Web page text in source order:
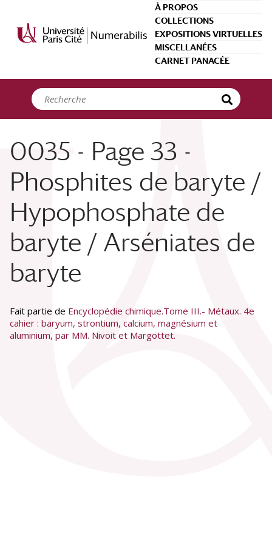
À PROPOS
COLLECTIONS
EXPOSITIONS VIRTUELLES
MISCELLANÉES
CARNET PANACÉE
0035 - Page 33 -
Phosphites de baryte /
Hypophosphate de
baryte / Arséniates de
baryte
Fait partie de Encyclopédie chimique.Tome III.- Métaux. 4e
cahier : baryum, strontium, calcium, magnésium et
aluminium, par MM. Nivoit et Margottet.